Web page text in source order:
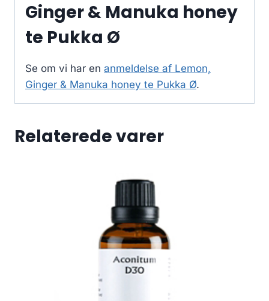
Ginger & Manuka honey
te Pukka Ø
Se om vi har en anmeldelse af Lemon,
Ginger & Manuka honey te Pukka Ø.
Relaterede varer